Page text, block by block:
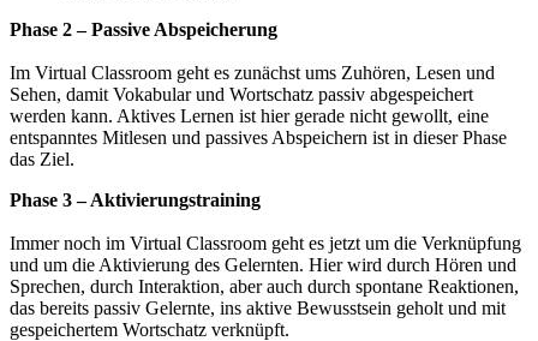
Phase 2 – Passive Abspeicherung
Im Virtual Classroom geht es zunächst ums Zuhören, Lesen und
Sehen, damit Vokabular und Wortschatz passiv abgespeichert
werden kann. Aktives Lernen ist hier gerade nicht gewollt, eine
entspanntes Mitlesen und passives Abspeichern ist in dieser Phase
das Ziel.
Phase 3 – Aktivierungstraining
Immer noch im Virtual Classroom geht es jetzt um die Verknüpfung
und um die Aktivierung des Gelernten. Hier wird durch Hören und
Sprechen, durch Interaktion, aber auch durch spontane Reaktionen,
das bereits passiv Gelernte, ins aktive Bewusstsein geholt und mit
gespeichertem Wortschatz verknüpft.